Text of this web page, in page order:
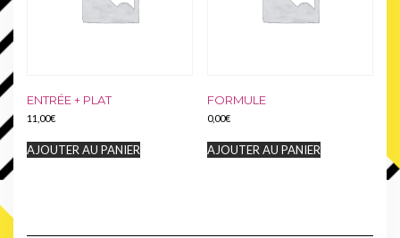
ENTRÉE + PLAT
11,00€
AJOUTER AU PANIER
FORMULE
0,00€
AJOUTER AU PANIER